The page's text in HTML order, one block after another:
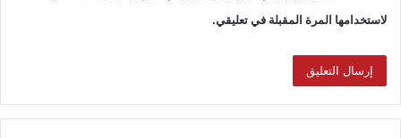
لاستخدامها المرة المقبلة في تعليقي.